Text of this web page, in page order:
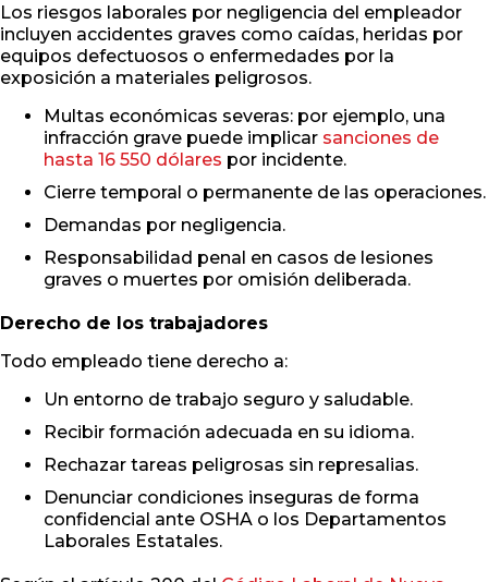
Los riesgos laborales por negligencia del empleador
incluyen accidentes graves como caídas, heridas por
equipos defectuosos o enfermedades por la
exposición a materiales peligrosos.
Multas económicas severas: por ejemplo, una
infracción grave puede implicar sanciones de
hasta 16 550 dólares por incidente.
Cierre temporal o permanente de las operaciones.
Demandas por negligencia.
Responsabilidad penal en casos de lesiones
graves o muertes por omisión deliberada.
Derecho de los trabajadores
Todo empleado tiene derecho a:
Un entorno de trabajo seguro y saludable.
Recibir formación adecuada en su idioma.
Rechazar tareas peligrosas sin represalias.
Denunciar condiciones inseguras de forma
confidencial ante OSHA o los Departamentos
Laborales Estatales.